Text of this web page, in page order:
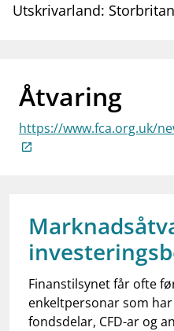
Finanstilsynets registre
businessOm Finanstilsynet
mail_outlineKontakt oss
notifications_noneAbonner på
Utskrivarland:
Åtvaring
https://www.fca.org.uk/
Finanstilsynet får ofte
enkeltpersonar som
fondsdelar, CFD-ar og